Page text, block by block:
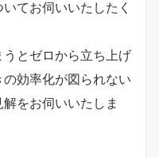
てお伺いいたしたく
とゼロから立ち上げ
効率化が図られない
をお伺いいたしま